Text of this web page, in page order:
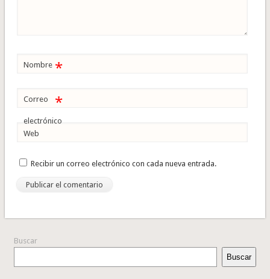
Nombre *
Correo
electrónico
*
Web
Recibir un correo electrónico con cada nueva entrada.
Buscar
Buscar